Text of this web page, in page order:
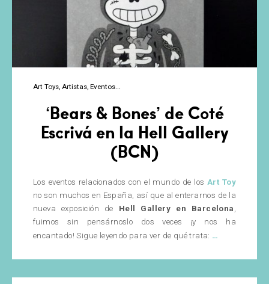
Art Toys Artistas Eventos
‘Bears & Bones’ de Coté
Escrivá en la Hell Gallery
(BCN)
Los eventos relacionados con el mundo de losArt Toy
no son muchos en España, así que al enterarnos de la
nueva exposición de Hell Gallery en Barcelona ,
fuimos sin pensárnoslo dos veces ¡y nos ha
encantado! Sigue leyendo para ver de qué trata: …
Bones’
de